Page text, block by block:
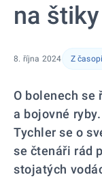
na štiky
8. října 2024 Z
O bolenech se
a bojovné
Tychler se o
se čtenáři rád
stojatých